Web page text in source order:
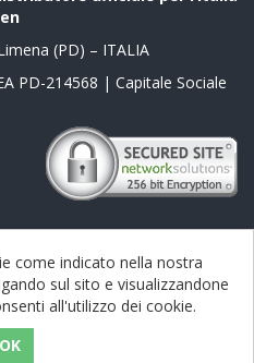
(PD) – ITALIA
PD-214568 | Capitale Sociale
nopCommerce
it. Tutti i diritti riservati
Noble Theme
nopAccelerate
come indicato nella nostra
sul sito e visualizzandone
all'utilizzo dei cookie.